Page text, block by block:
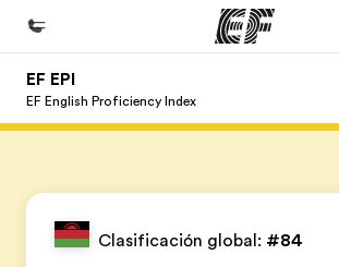
Inicio
EF EPI
EF English Proficiency Index
Clasificación global: #84